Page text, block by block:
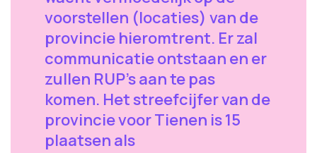
voorstellen (locaties) van de
provincie hieromtrent. Er zal
communicatie ontstaan en er
zullen RUP's aan te pas
komen. Het streefcijfer van de
provincie voor Tienen is 15
plaatsen als